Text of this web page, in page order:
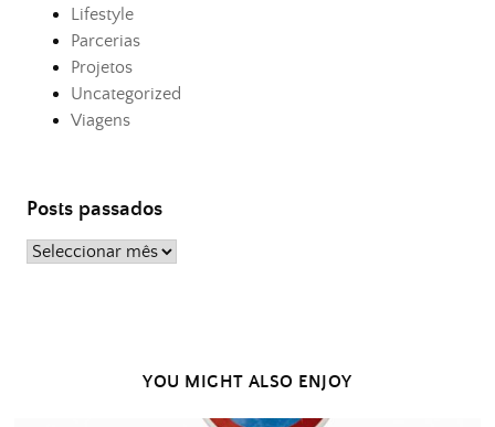
Lifestyle
Parcerias
Projetos
Uncategorized
Viagens
Posts passados
Posts
YOU MIGHT ALSO ENJOY